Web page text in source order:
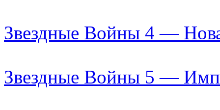
Звездные Войны 4 —
Звездные Войны 5 —